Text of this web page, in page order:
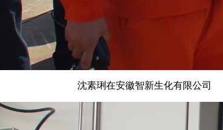
沈素琍在安徽智新生化有限公司